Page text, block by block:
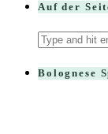
Auf der
Search
for:
Bolognese